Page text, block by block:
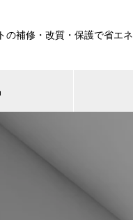
の補修・改質・保護で省エ